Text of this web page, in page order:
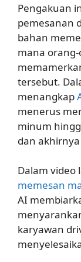
Pengakuan
pemesanan
bahan
mana
tersebut.
menangkap
menerus
minum
dan
Dalam video
memesan
AI
karyawan